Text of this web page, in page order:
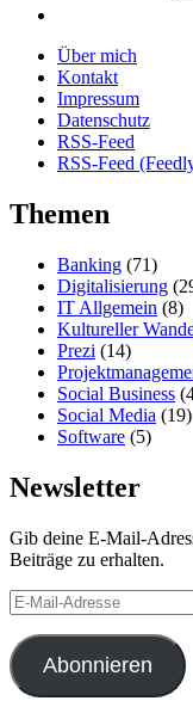
Über mich
Kontakt
Impressum
Datenschutz
RSS-Feed
RSS-Feed
Themen
Banking (71)
Digitalisierung
IT Allgemein (8)
Kultureller
Prezi (14)
Social Business
Social Media (19)
Software (5)
Newsletter
Gib deine E-Mail-
Beiträge zu erhalten.
E-
Mail-
Adresse
Abonnieren